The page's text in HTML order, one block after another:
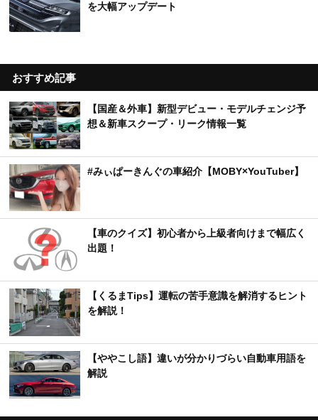
を大幅アップデート
おすすめ記事
【国産＆外車】新型デビュー・モデルチェンジ予
想＆新車スクープ・リーク情報一覧
#みぃぱーきんぐの車紹介【MOBY×YouTuber】
【車のクイズ】初心者から上級者向けまで幅広く
出題！
【くるまTips】運転の苦手意識を解消するヒント
を解説！
【ややこし語】違いが分かりづらい自動車用語を
解説